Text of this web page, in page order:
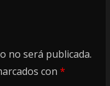
no será publicada.
con *